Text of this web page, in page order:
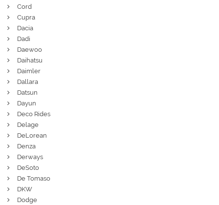
Cord
Cupra
Dacia
Dadi
Daewoo
Daihatsu
Daimler
Dallara
Datsun
Dayun
Deco Rides
Delage
DeLorean
Denza
Derways
DeSoto
De Tomaso
DKW
Dodge